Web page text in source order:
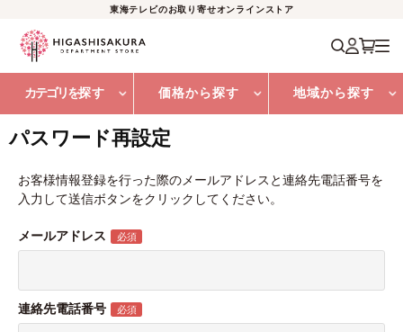
東海テレビのお取り寄せオンラインストア
カテゴリを探す 価格から探す 地域から探す
パスワード再設定
お客様情報登録を行った際のメールアドレスと連絡先電話番号を
入力して送信ボタンをクリックしてください。
メールアドレス
連絡先電話番号